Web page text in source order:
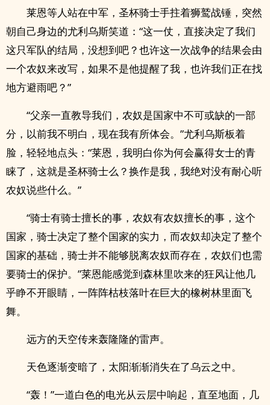
莱恩等人站在中军，圣杯骑士手拄着狮鹫战锤，突然
朝自己身边的尤利乌斯笑道：“这一仗，直接决定了我们
这只军队的结局，没想到吧？也许这一次战争的结果会由
一个农奴来改写，如果不是他提醒了我，也许我们正在找
地方避雨吧？”
“父亲一直教导我们，农奴是国家中不可或缺的一部
分，以前我不明白，现在我有所体会。”尤利乌斯板着
脸，轻轻地点头：“莱恩，我明白你为何会赢得女士的青
睐了，这就是圣杯骑士么？换作是我，我绝对没有耐心听
农奴说些什么。”
“骑士有骑士擅长的事，农奴有农奴擅长的事，这个
国家，骑士决定了整个国家的实力，而农奴却决定了整个
国家的基础，骑士并不能够脱离农奴而存在，农奴们也需
要骑士的保护。”莱恩能感觉到森林里吹来的狂风让他几
乎睁不开眼睛，一阵阵枯枝落叶在巨大的橡树林里面飞
舞。
远方的天空传来轰隆隆的雷声。
天色逐渐变暗了，太阳渐渐消失在了乌云之中。
“轰！”一道白色的电光从云层中响起，直至地面，几